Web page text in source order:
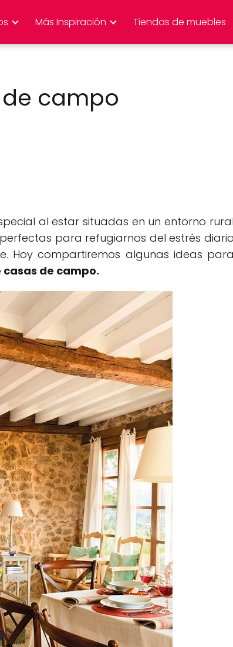
Más Inspiración Tiendas de muebles
campo
al estar situadas en un entorno rural
para refugiarnos del estrés diario
Hoy compartiremos algunas ideas para
de campo.